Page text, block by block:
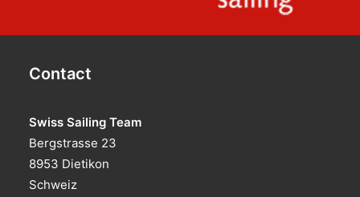
Contact
Swiss Sailing Team
Bergstrasse 23
8953 Dietikon
Schweiz